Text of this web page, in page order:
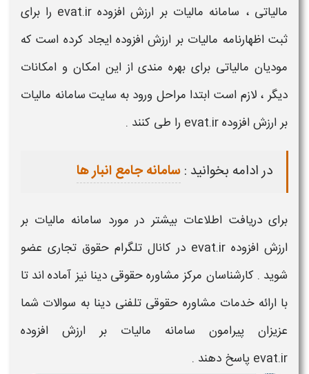
مالیاتی ، سامانه مالیات بر ارزش افزوده evat.ir
را برای
ثبت اظهارنامه مالیات بر ارزش افزوده ایجاد کرده است که
مودیان مالیاتی برای بهره مندی از این امکان و امکانات
دیگر ، لازم است ابتدا مراحل ورود به سایت سامانه مالیات
بر ارزش افزوده evat.ir
را طی کنند .
در ادامه بخوانید :سامانه جامع انبار ها
برای دریافت اطلاعات بیشتر در مورد سامانه مالیات بر
ارزش افزوده evat.ir
در کانال تلگرام حقوق تجاری عضو
شوید . کارشناسان مرکز مشاوره حقوقی دینا نیز آماده اند تا
با ارائه خدمات مشاوره حقوقی تلفنی دینا به سوالات شما
عزیزان پیرامون سامانه مالیات بر ارزش افزوده
evat.ir پاسخ دهند .